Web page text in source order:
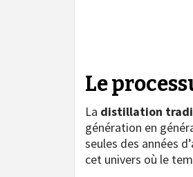
Le
La distillation
génération en
seules des années
cet univers où le